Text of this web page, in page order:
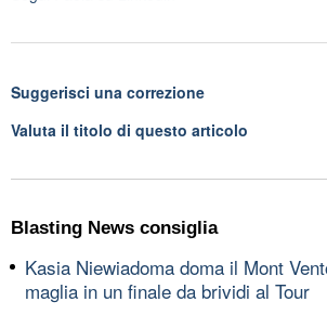
Suggerisci una correzione
Valuta il titolo di questo articolo
Blasting News consiglia
Kasia Niewiadoma doma il Mont
maglia in un finale da brividi al Tour